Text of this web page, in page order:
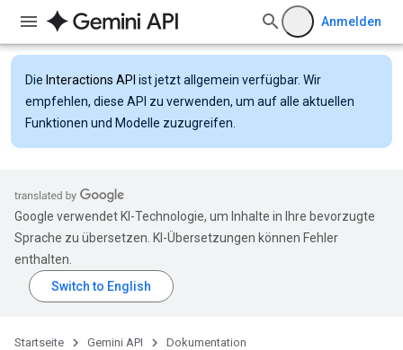
Anmelden
Die Interactions API ist jetzt allgemein verfügbar. Wir
empfehlen, diese API zu verwenden, um auf alle aktuellen
Funktionen und Modelle zuzugreifen.
Google verwendet KI-Technologie, um Inhalte in Ihre bevorzugte
Sprache zu übersetzen. KI-Übersetzungen können Fehler
enthalten.
Startseite Gemini API Dokumentation